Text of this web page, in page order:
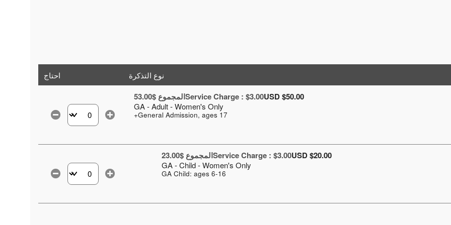
نوع التذكرة احتاج
USD $50.00
Service Charge : $3.00المجموع $53.00
GA - Adult - Women's Only
General Admission, ages 17+
حدد عدد التذاكر التي تحتاجها
USD $20.00
Service Charge : $3.00المجموع $23.00
GA - Child - Women's Only
GA Child: ages 6-16
حدد عدد التذاكر التي تحتاجها